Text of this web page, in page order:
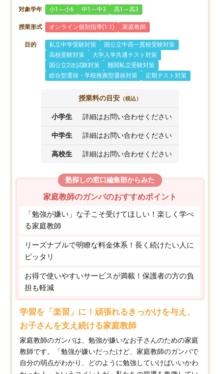
対象学年 小1～小6 中1～中3 高1～高3
授業形式 オンライン個別指導(1:1) 家庭教師
目的 私立中学受験対策
国公立中高一貫校受験対策
高校受験対策
大学入学共通テスト対策
国公立2次試験対策
難関私立受験対策
総合型選抜・学校推薦型選抜対策
定期テスト対策
授業料の目安 （税込）
小学生 詳細はお問い合わせください
中学生 詳細はお問い合わせください
高校生 詳細はお問い合わせください
塾探しの窓口編集部からみた
家庭教師のガンバのおすすめポイント
「勉強が嫌い」な子こそ受けてほしい！楽しく学べ
る家庭教師
リーズナブルで明瞭な料金体系！長く続けたい人に
ピッタリ
お得で使いやすいサービスが満載！保護者の方の負
担も軽減
学習を「楽習」に！頑張れるきっかけを与え、
お子さんを支え続ける家庭教師
家庭教師のガンバは、勉強が嫌いなお子さんのための家庭
教師です。「勉強が嫌いだったけど、家庭教師のガンバで
自分の弱点がわかり、どのように勉強していけばいいかわ